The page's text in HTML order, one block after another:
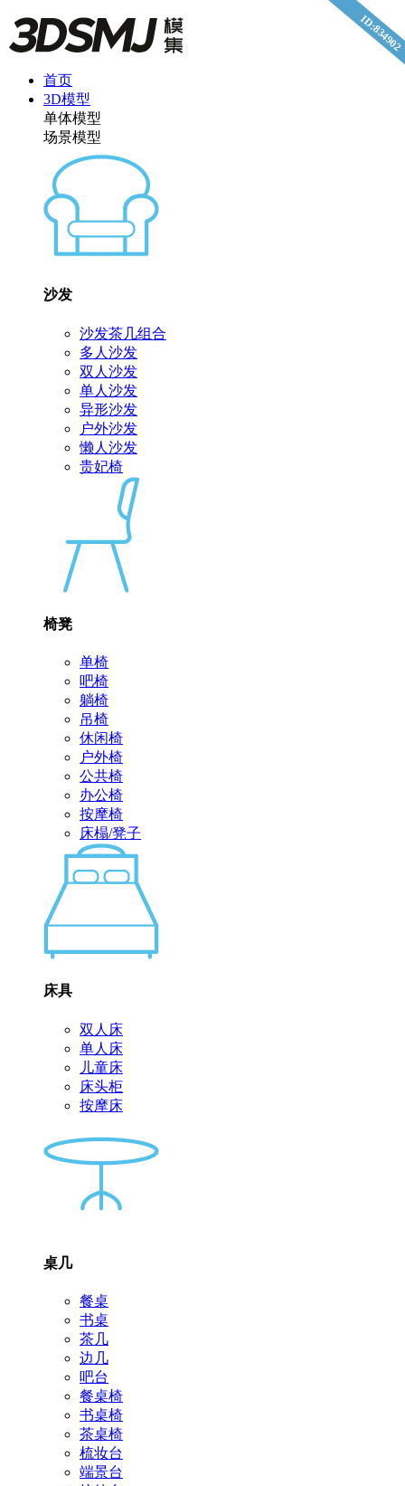
首页
3D模型
单体模型
场景模型
沙发
沙发茶几组合
多人沙发
双人沙发
单人沙发
异形沙发
户外沙发
懒人沙发
贵妃椅
椅凳
单椅
吧椅
躺椅
吊椅
休闲椅
户外椅
公共椅
办公椅
按摩椅
床榻/凳子
床具
双人床
单人床
儿童床
床头柜
按摩床
桌几
餐桌
书桌
茶几
边几
吧台
餐桌椅
书桌椅
茶桌椅
梳妆台
端景台
ID:834902